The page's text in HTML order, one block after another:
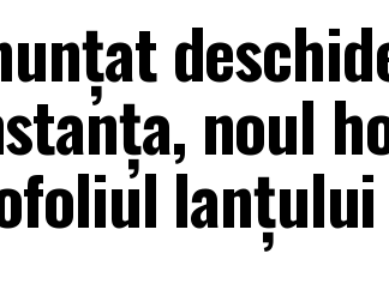
noul
lanțului